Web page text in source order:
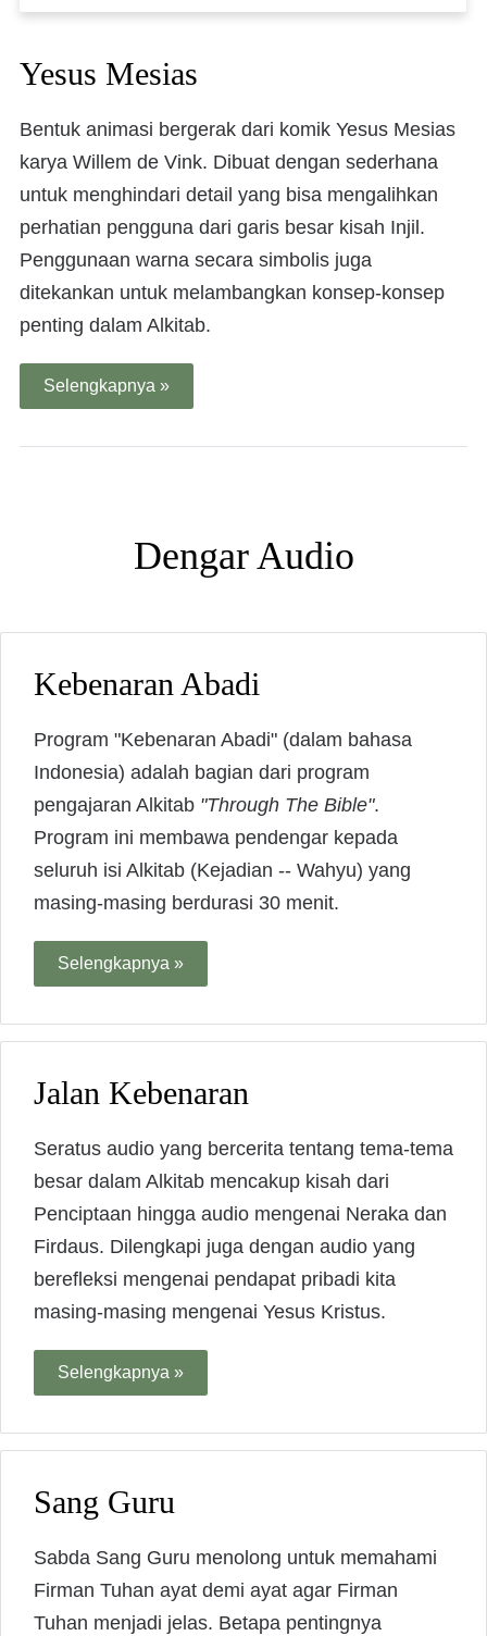
Yesus Mesias
Bentuk animasi bergerak dari komik Yesus Mesias
karya Willem de Vink. Dibuat dengan sederhana
untuk menghindari detail yang bisa mengalihkan
perhatian pengguna dari garis besar kisah Injil.
Penggunaan warna secara simbolis juga
ditekankan untuk melambangkan konsep-konsep
penting dalam Alkitab.
Selengkapnya »
Dengar Audio
Kebenaran Abadi
Program "Kebenaran Abadi" (dalam bahasa
Indonesia) adalah bagian dari program
pengajaran Alkitab "Through The Bible".
Program ini membawa pendengar kepada
seluruh isi Alkitab (Kejadian -- Wahyu) yang
masing-masing berdurasi 30 menit.
Selengkapnya »
Jalan Kebenaran
Seratus audio yang bercerita tentang tema-tema
besar dalam Alkitab mencakup kisah dari
Penciptaan hingga audio mengenai Neraka dan
Firdaus. Dilengkapi juga dengan audio yang
berefleksi mengenai pendapat pribadi kita
masing-masing mengenai Yesus Kristus.
Selengkapnya »
Sang Guru
Sabda Sang Guru menolong untuk memahami
Firman Tuhan ayat demi ayat agar Firman
Tuhan menjadi jelas. Betapa pentingnya